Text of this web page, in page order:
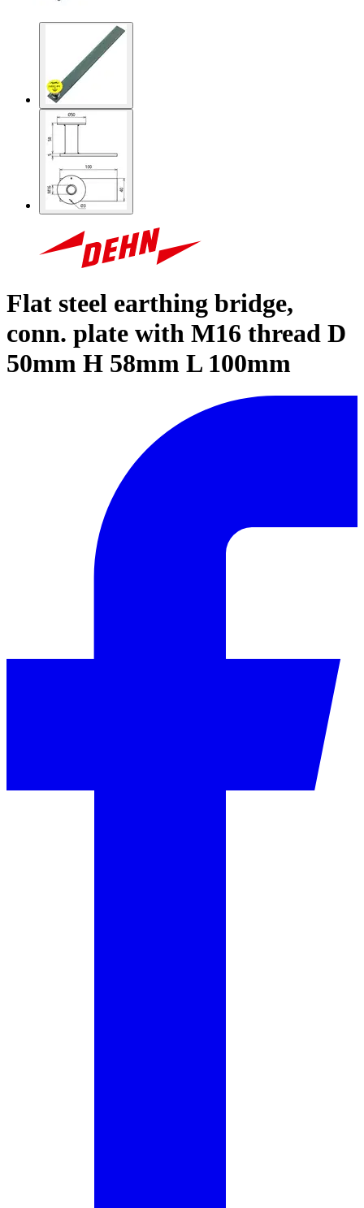
Flat steel earthing bridge,
conn. plate with M16 thread D
50mm H 58mm L 100mm